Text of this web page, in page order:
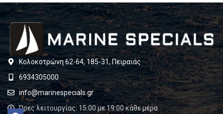
Κολοκοτρώνη 62-64, 185-31, Πειραιάς
6934305000
info@marinespecials.gr
Ώρες λειτουργίας: 15:00 με 19:00 κάθε μέρα